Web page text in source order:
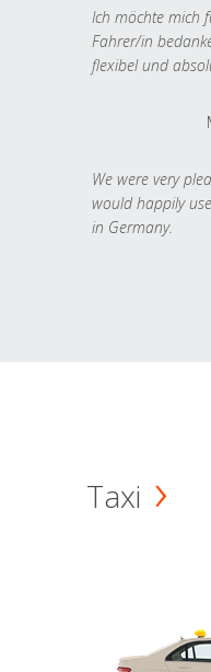
Ich möchte mich
Fahrer/in
flexibel und
We were very
would happily
in Germany.
Taxi